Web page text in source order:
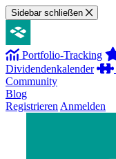
Sidebar schließen
Portfolio-Tracking
Dividendenkalender
Community
Blog
Registrieren Anmelden